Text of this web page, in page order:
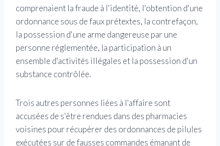
comprenaient la fraude à l'identité, l'obtention d'une
ordonnance sous de faux prétextes, la contrefaçon,
la possession d'une arme dangereuse par une
personne réglementée, la participation à un
ensemble d'activités illégales et la possession d'un
substance contrôlée.
Trois autres personnes liées à l'affaire sont
accusées de s'être rendues dans des pharmacies
voisines pour récupérer des ordonnances de pilules
exécutées sur de fausses commandes émanant de